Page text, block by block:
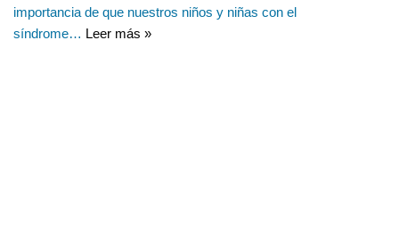
importancia de que nuestros niños y niñas con el
síndrome… Leer más »